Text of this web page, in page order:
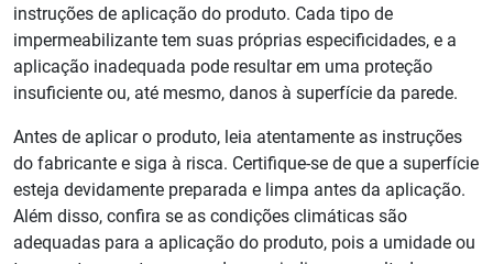
instruções de aplicação do produto. Cada tipo de
impermeabilizante tem suas próprias especificidades, e a
aplicação inadequada pode resultar em uma proteção
insuficiente ou, até mesmo, danos à superfície da parede.
Antes de aplicar o produto, leia atentamente as instruções
do fabricante e siga à risca. Certifique-se de que a superfície
esteja devidamente preparada e limpa antes da aplicação.
Além disso, confira se as condições climáticas são
adequadas para a aplicação do produto, pois a umidade ou